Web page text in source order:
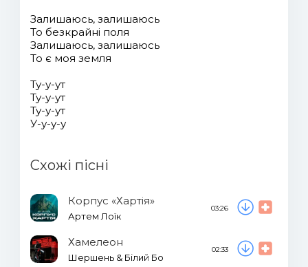
Залишаюсь, залишаюсь
То безкрайні поля
Залишаюсь, залишаюсь
То є моя земля
Ту-у-ут
Ту-у-ут
Ту-у-ут
У-у-у-у
Схожі пісні
Корпус «Хартія»
Артем Лоїк
03:26
Хамелеон
Шершень & Білий Бо
02:33